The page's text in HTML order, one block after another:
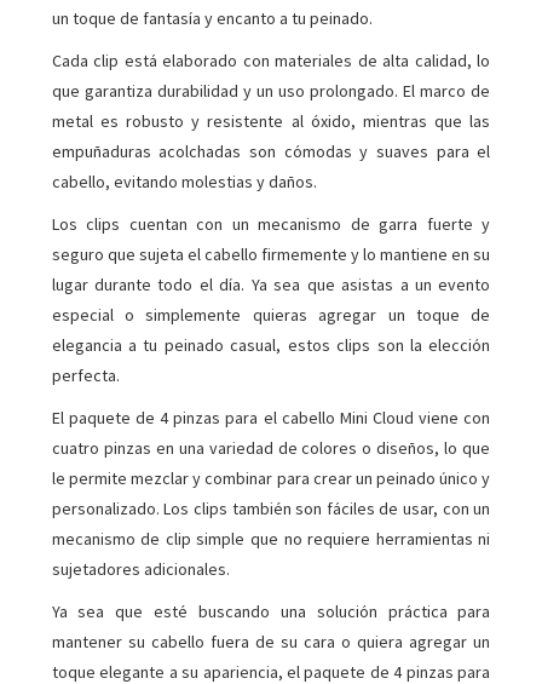
un toque de fantasía y encanto a tu peinado.
Cada clip está elaborado con materiales de alta calidad, lo
que garantiza durabilidad y un uso prolongado. El marco de
metal es robusto y resistente al óxido, mientras que las
empuñaduras acolchadas son cómodas y suaves para el
cabello, evitando molestias y daños.
Los clips cuentan con un mecanismo de garra fuerte y
seguro que sujeta el cabello firmemente y lo mantiene en su
lugar durante todo el día. Ya sea que asistas a un evento
especial o simplemente quieras agregar un toque de
elegancia a tu peinado casual, estos clips son la elección
perfecta.
El paquete de 4 pinzas para el cabello Mini Cloud viene con
cuatro pinzas en una variedad de colores o diseños, lo que
le permite mezclar y combinar para crear un peinado único y
personalizado. Los clips también son fáciles de usar, con un
mecanismo de clip simple que no requiere herramientas ni
sujetadores adicionales.
Ya sea que esté buscando una solución práctica para
mantener su cabello fuera de su cara o quiera agregar un
toque elegante a su apariencia, el paquete de 4 pinzas para